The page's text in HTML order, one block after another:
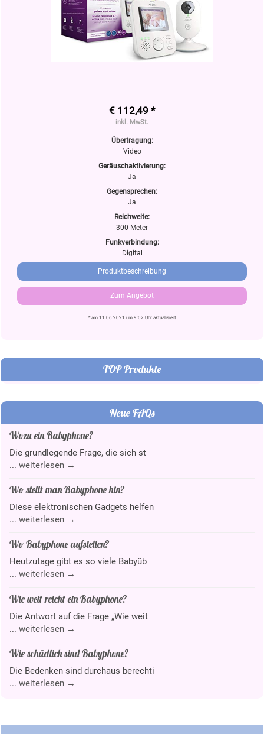
€ 112,49 *
inkl. MwSt.
Übertragung:
Video
Geräuschaktivierung:
Ja
Gegensprechen:
Ja
Reichweite:
300 Meter
Funkverbindung:
Digital
Produktbeschreibung
Zum Angebot
* am 11.06.2021 um 9:02 Uhr aktualisiert
TOP Produkte
Neue FAQs
Wozu ein Babyphone?
Die grundlegende Frage, die sich st
... weiterlesen →
Wo stellt man Babyphone hin?
Diese elektronischen Gadgets helfen
... weiterlesen →
Wo Babyphone aufstellen?
Heutzutage gibt es so viele Babyüb
... weiterlesen →
Wie weit reicht ein Babyphone?
Die Antwort auf die Frage „Wie weit
... weiterlesen →
Wie schädlich sind Babyphone?
Die Bedenken sind durchaus berechti
... weiterlesen →